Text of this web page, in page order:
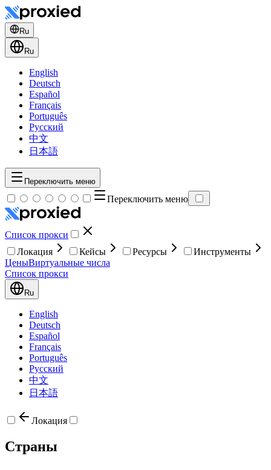
Ru
Ru
English
Deutsch
Español
Français
Português
Русский
中文
日本語
Переключить меню
Переключить меню
Список прокси
Локация
Кейсы Ресурсы
Инструменты
ЦеныВиртуальные числа
Список прокси
Ru
English
Deutsch
Español
Français
Português
Русский
中文
日本語
Локация
Страны